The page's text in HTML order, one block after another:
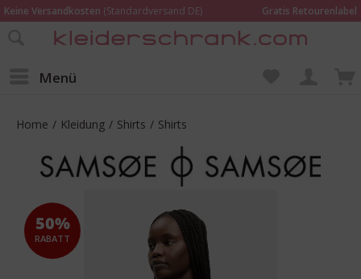
Keine Versandkosten (Standardversand DE)
Gratis Retourenlabel
Online bestellen – im Geschäft in Kempen anprobieren und beraten lassen
Menü
Home / Kleidung / Shirts / Shirts
50%
RABATT